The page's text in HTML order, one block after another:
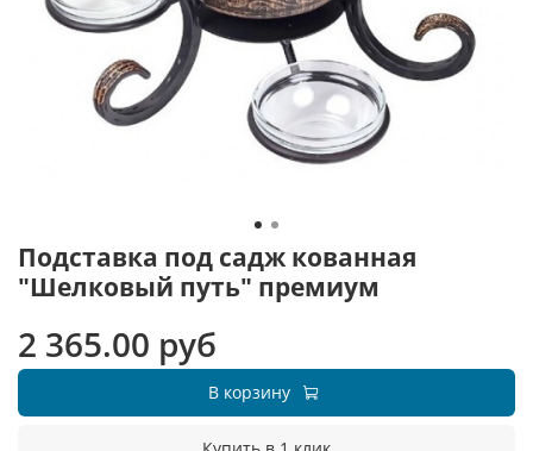
Подставка под садж кованная
"Шелковый путь" премиум
2 365.00 руб
В корзину